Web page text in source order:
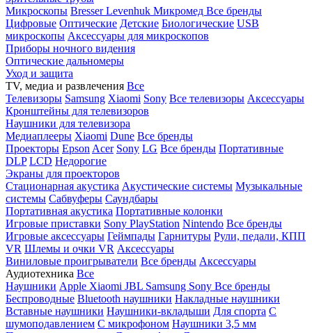
Микроскопы BresserLevenhuk Микромед Все бренды
Цифровые Оптические Детские Биологические USB
микроскопы Аксессуары для микроскопов
Приборы ночного видения
Оптические дальномеры
Уход и защита
TV, медиа и развлечения Все
Телевизоры Samsung Xiaomi Sony Все телевизоры Аксессуары
Кронштейны для телевизоров
Наушники для телевизора
Медиаплееры Xiaomi Dune Все бренды
Проекторы Epson Acer Sony LG Все бренды Портативные
DLP LCD Недорогие
Экраны для проекторов
Стационарная акустика Акустические системы Музыкальные
системы Сабвуферы Саундбары
Портативная акустика Портативные колонки
Игровые приставки Sony PlayStation Nintendo Все бренды
Игровые аксессуары Геймпады Гарнитуры Рули, педали, КПП
VR Шлемы и очки VR Аксессуары
Виниловые проигрыватели Все бренды Аксессуары
Аудиотехника Все
Наушники Apple Xiaomi JBL Samsung Sony Все бренды
Беспроводные Bluetooth наушники Накладные наушники
Вставные наушники Наушники-вкладыши Для спорта С
шумоподавлением С микрофоном Наушники 3,5 мм